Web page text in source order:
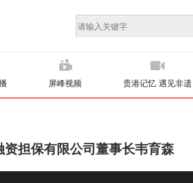
屏峰视频 贵港记忆 遇见非遗
担保有限公司董事长韦育森